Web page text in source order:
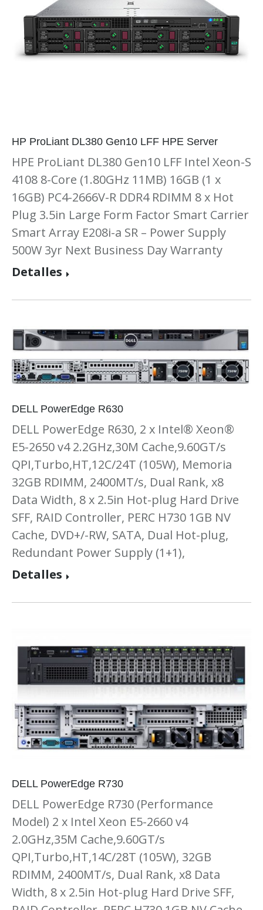
HP ProLiant DL380 Gen10 LFF HPE Server
HPE ProLiant DL380 Gen10 LFF Intel Xeon-S
4108 8-Core (1.80GHz 11MB) 16GB (1 x
16GB) PC4-2666V-R DDR4 RDIMM 8 x Hot
Plug 3.5in Large Form Factor Smart Carrier
Smart Array E208i-a SR – Power Supply
500W 3yr Next Business Day Warranty
Detalles
DELL PowerEdge R630
DELL PowerEdge R630, 2 x Intel® Xeon®
E5-2650 v4 2.2GHz,30M Cache,9.60GT/s
QPI,Turbo,HT,12C/24T (105W), Memoria
32GB RDIMM, 2400MT/s, Dual Rank, x8
Data Width, 8 x 2.5in Hot-plug Hard Drive
SFF, RAID Controller, PERC H730 1GB NV
Cache, DVD+/-RW, SATA, Dual Hot-plug,
Redundant Power Supply (1+1),
Detalles
DELL PowerEdge R730
DELL PowerEdge R730 (Performance
Model) 2 x Intel Xeon E5-2660 v4
2.0GHz,35M Cache,9.60GT/s
QPI,Turbo,HT,14C/28T (105W), 32GB
RDIMM, 2400MT/s, Dual Rank, x8 Data
Width, 8 x 2.5in Hot-plug Hard Drive SFF,